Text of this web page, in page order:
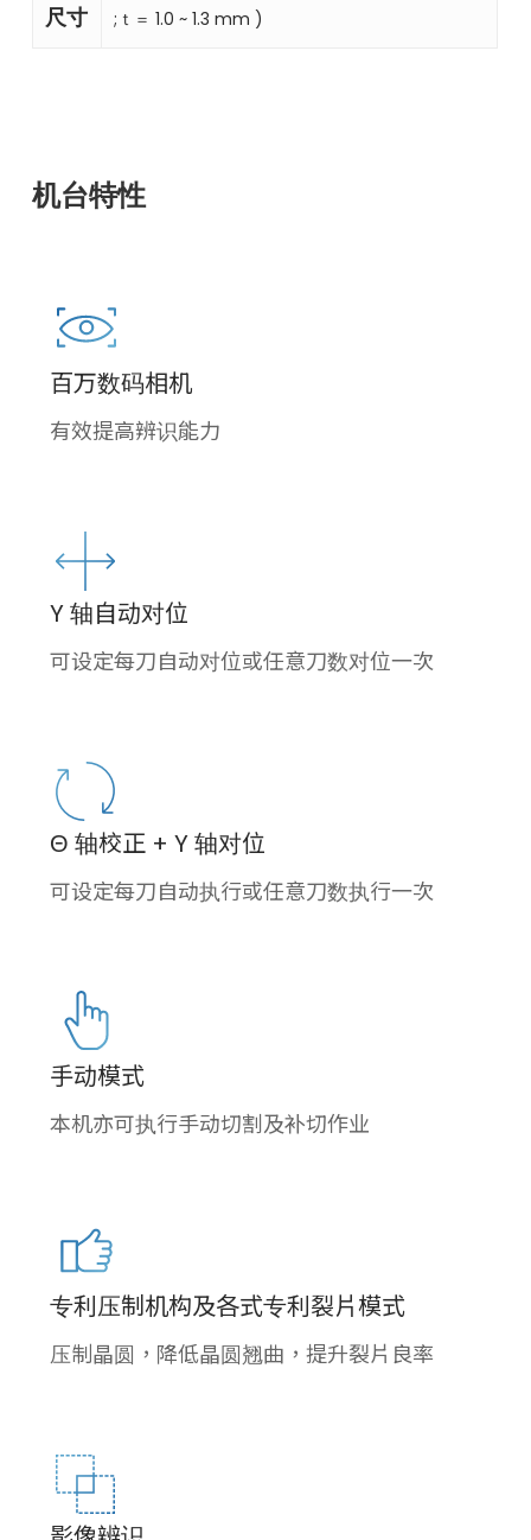
尺寸
;ｔ＝ 1.0 ~ 1.3 mm )
机台特性
百万数码相机
有效提高辨识能力
Y 轴自动对位
可设定每刀自动对位或任意刀数对位一次
Θ 轴校正 + Y 轴对位
可设定每刀自动执行或任意刀数执行一次
手动模式
本机亦可执行手动切割及补切作业
专利压制机构及各式专利裂片模式
压制晶圆，降低晶圆翘曲，提升裂片良率